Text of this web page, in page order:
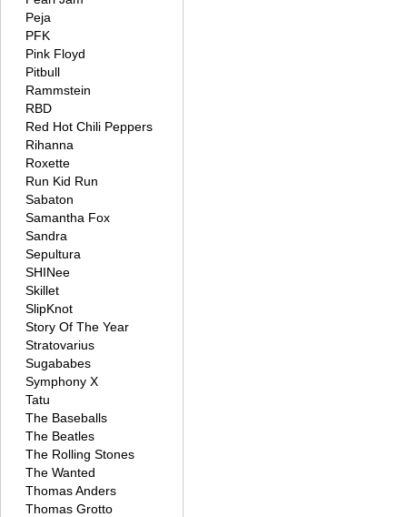
Peja
PFK
Pink Floyd
Pitbull
Rammstein
RBD
Red Hot Chili Peppers
Rihanna
Roxette
Run Kid Run
Sabaton
Samantha Fox
Sandra
Sepultura
SHINee
Skillet
SlipKnot
Story Of The Year
Stratovarius
Sugababes
Symphony X
Tatu
The Baseballs
The Beatles
The Rolling Stones
The Wanted
Thomas Anders
Thomas Grotto